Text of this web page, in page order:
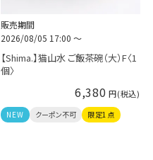
販売期間
2026/08/05 17:00〜
【Shima.】猫山水 ご飯茶碗（大）F〈1
個〉
6,380
NEW クーポン不可 限定1点